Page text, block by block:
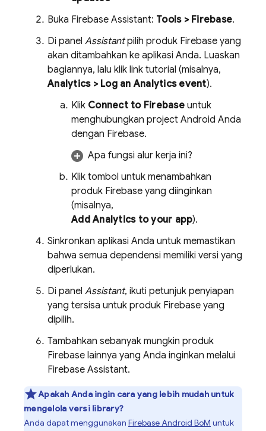
Buka Firebase Assistant: Tools > Firebase.
Di panel Assistantpilih produk Firebase yang
akan ditambahkan ke aplikasi Anda. Luaskan
bagiannya, lalu klik link tutorial (misalnya,
Analytics> Log an Analytics event).
Klik Connect to Firebaseuntuk
menghubungkan project Android Anda
dengan Firebase.
Apa fungsi alur kerja ini?
Klik tombol untuk menambahkan
produk Firebase yang diinginkan
(misalnya,
AddAnalyticsto your app).
Sinkronkan aplikasi Anda untuk memastikan
bahwa semua dependensi memiliki versi yang
diperlukan.
Di panel Assistant, ikuti petunjuk penyiapan
yang tersisa untuk produk Firebase yang
dipilih.
Tambahkan sebanyak mungkin produk
Firebase lainnya yang Anda inginkan melalui
Firebase Assistant.
Apakah Anda ingin cara yang lebih mudah untuk
mengelola versi library?
Anda dapat menggunakan Firebase Android BoM untuk